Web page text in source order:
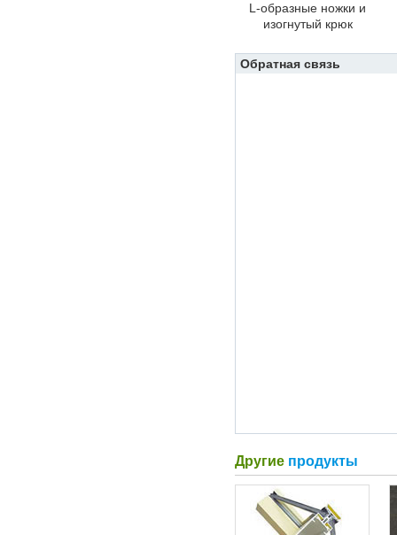
L-образные ножки и
изогнутый крюк
Обратная связь
Другие продукты